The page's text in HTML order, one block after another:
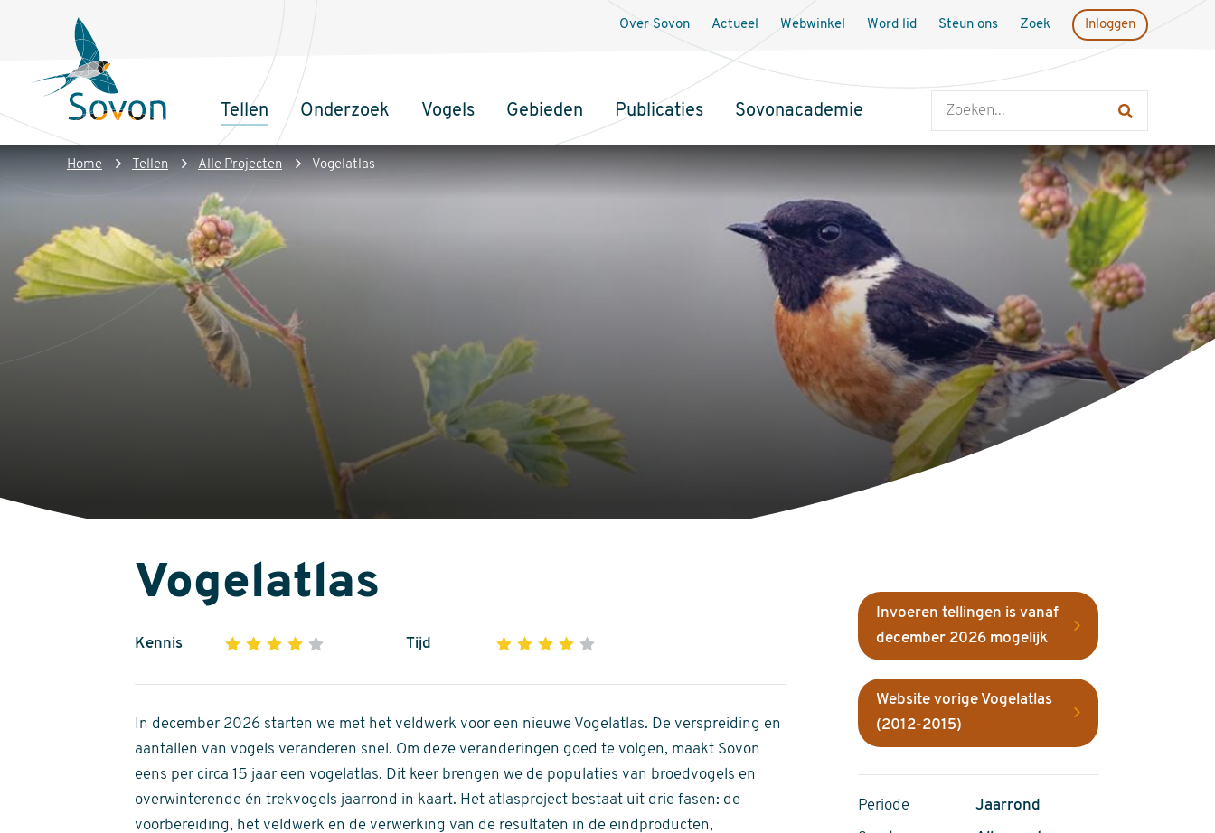
inhoud
Sovon
Homepage
Hoofdnavigatie
Tellen Onderzoek Vogels Gebieden Publicaties Sovonacademie
Over Sovon Actueel Webwinkel Word lid Steun ons Zoek Inloggen
Kruimelpad
Home Tellen Alle Projecten Vogelatlas
Vogelatlas
Kennis 1 2 3 4
of
5
stars
Tijd 1 2 3 4
of
5
stars
In december 2026 starten we met het veldwerk voor een nieuwe Vogelatlas. De verspreiding en
aantallen van vogels veranderen snel. Om deze veranderingen goed te volgen, maakt Sovon
eens per circa 15 jaar een vogelatlas. Dit keer brengen we de populaties van broedvogels en
overwinterende én trekvogels jaarrond in kaart. Het atlasproject bestaat uit drie fasen: de
voorbereiding, het veldwerk en de verwerking van de resultaten in de eindproducten,
Invoeren tellingen is vanaf
december 2026 mogelijk
Website vorige Vogelatlas
(2012-2015)
Periode Jaarrond